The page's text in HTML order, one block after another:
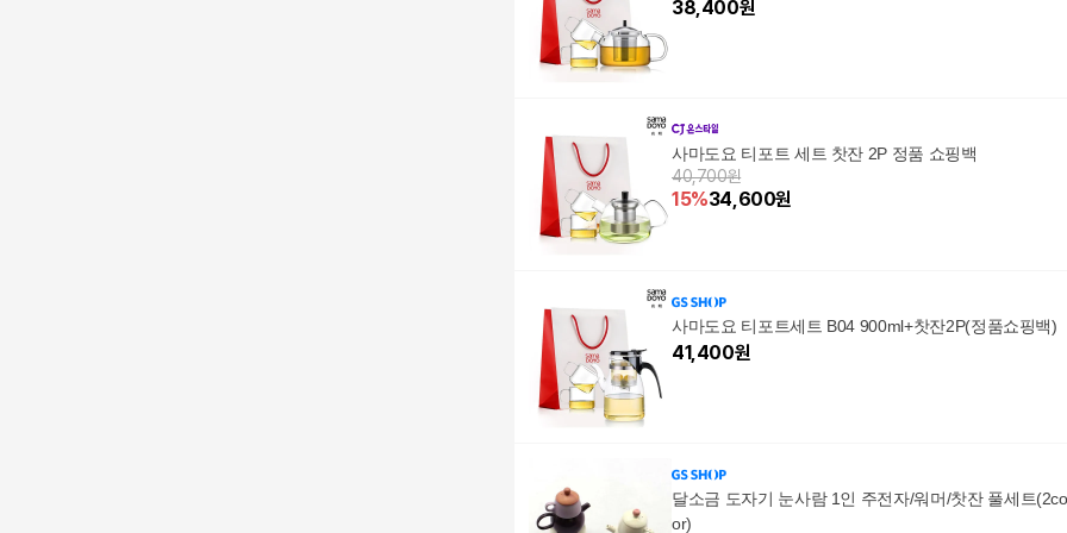
38,400원
사마도요 티포트 세트 찻잔 2P 정품 쇼핑백
40,700원
15%34,600원
사마도요 티포트세트 B04 900ml+찻잔2P(정품쇼핑백)
41,400원
달소금 도자기 눈사람 1인 주전자/워머/찻잔 풀세트
or)